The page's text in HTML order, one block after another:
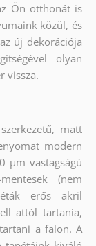
Ön otthonát is
közül, és
új dekorációja
olyan
vissza.
matt
modern
µm vastagságú
(nem
erős akril
attól tartania,
a falon. A